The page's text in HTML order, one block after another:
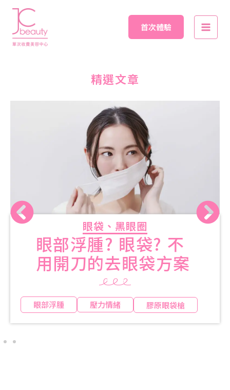
Skip
content
首次體驗
Main
精選文章
眼袋、黑眼圈
眼部浮腫? 眼袋? 不
用開刀的去眼袋方案
眼部浮腫 壓力情緒 膠原眼袋槍